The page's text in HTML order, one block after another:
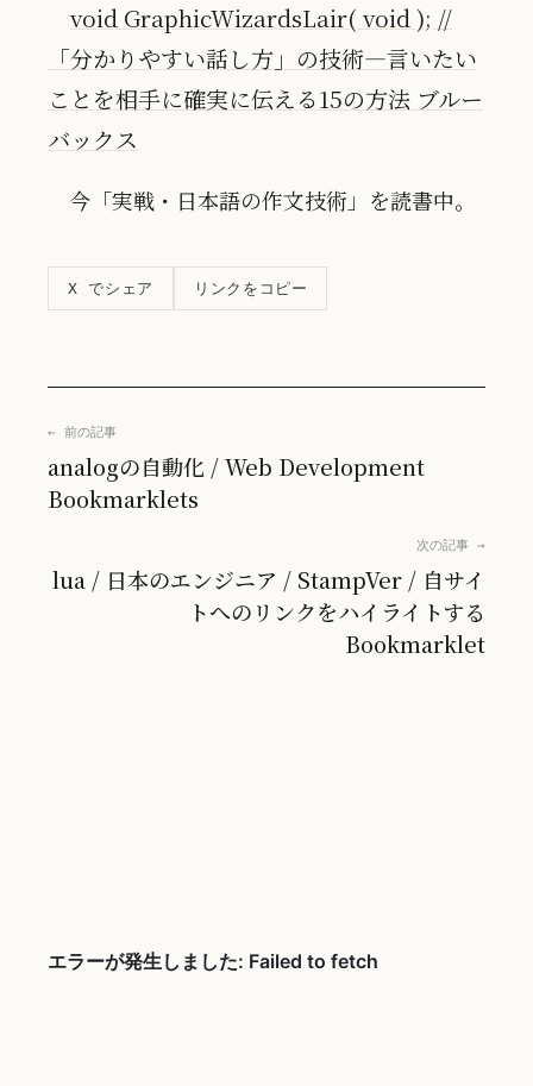
void GraphicWizardsLair( void ); //
「分かりやすい話し方」の技術―言いたい
ことを相手に確実に伝える15の方法 ブルー
バックス
今「実戦・日本語の作文技術」を読書中。
X でシェア リンクをコピー
← 前の記事
analogの自動化 / Web Development
Bookmarklets
次の記事 →
lua / 日本のエンジニア / StampVer / 自サイ
トへのリンクをハイライトする
Bookmarklet